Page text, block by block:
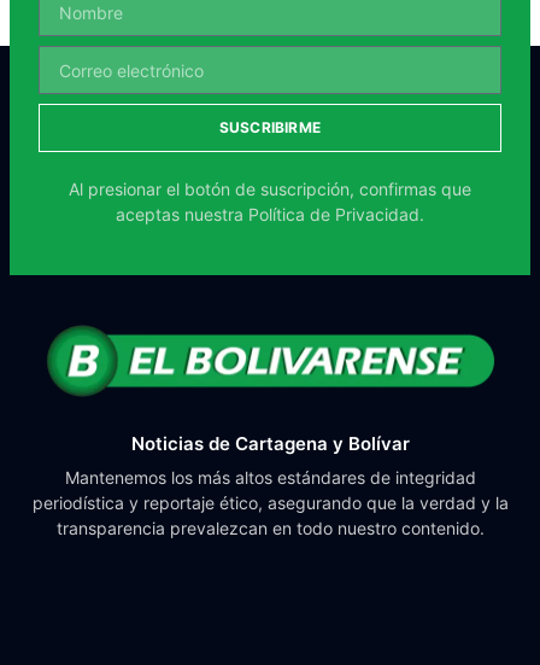
SUSCRIBIRME
Al presionar el botón de suscripción, confirmas que
aceptas nuestra Política de Privacidad.
Noticias de Cartagena y Bolívar
Mantenemos los más altos estándares de integridad
periodística y reportaje ético, asegurando que la verdad y la
transparencia prevalezcan en todo nuestro contenido.